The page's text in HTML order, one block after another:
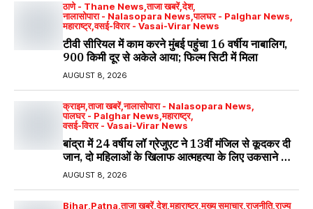
ठाणे - Thane News ताजा खबरें देश
नालासोपारा - Nalasopara News पालघर - Palghar News
महाराष्ट्र वसई-विरार - Vasai-Virar News
टीवी सीरियल में काम करने मुंबई पहुंचा 16 वर्षीय नाबालिग,
900 किमी दूर से अकेले आया; फिल्म सिटी में मिला
AUGUST 8, 2026
क्राइम ताजा खबरें नालासोपारा - Nalasopara News
पालघर - Palghar News महाराष्ट्र
वसई-विरार - Vasai-Virar News
बांद्रा में 24 वर्षीय लॉ ग्रेजुएट ने 13वीं मंजिल से कूदकर दी
जान, दो महिलाओं के खिलाफ आत्महत्या के लिए उकसाने का
मामला दर्ज
AUGUST 8, 2026
Bihar Patna ताजा खबरें देश महाराष्ट्र मुख्य समाचार राजनीति राज्य